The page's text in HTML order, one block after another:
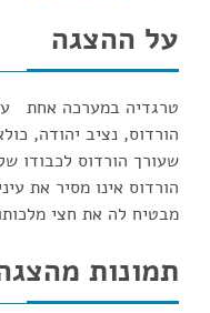
על ההצגה
טרגדיה במערכה אחת
הורדוס, נציב יהודה,
שעורך הורדוס לכבודו
הורדוס אינו מסיר את
מבטיח לה את חצי
תמונות